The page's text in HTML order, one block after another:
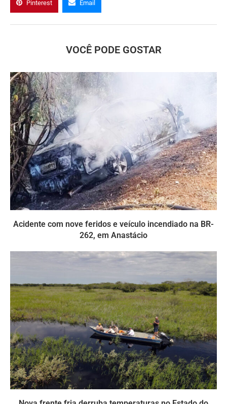
Pinterest Email
VOCÊ PODE GOSTAR
Acidente com nove feridos e veículo incendiado na BR-
262, em Anastácio